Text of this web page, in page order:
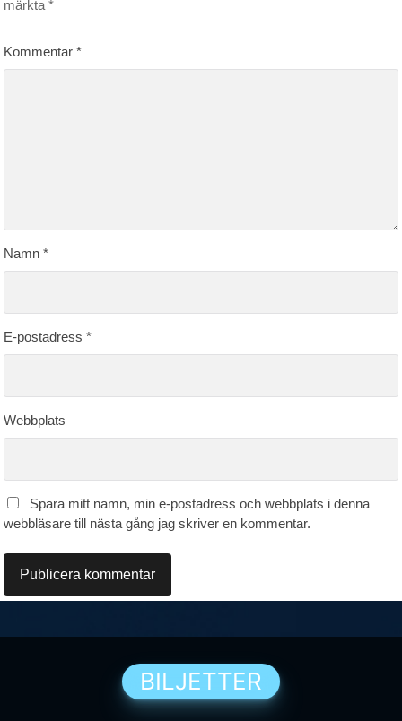
märkta*
Kommentar*
Namn*
E-postadress*
Webbplats
Spara mitt namn, min e-postadress och webbplats i denna
webbläsare till nästa gång jag skriver en kommentar.
BILJETTER